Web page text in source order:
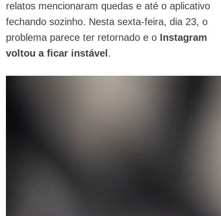
relatos mencionaram quedas e até o aplicativo
fechando sozinho. Nesta sexta-feira, dia 23, o
problema parece ter retornado e o Instagram
voltou a ficar instável .